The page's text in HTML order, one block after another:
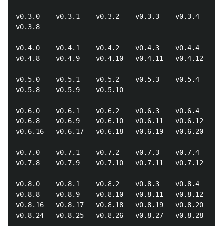
v0.3.0    v0.3.1    v0.3.2    v0.3.3    v0.3.4
v0.3.8
v0.4.0    v0.4.1    v0.4.2    v0.4.3    v0.4.4
v0.4.8    v0.4.9    v0.4.10   v0.4.11   v0.4.12
v0.5.0    v0.5.1    v0.5.2    v0.5.3    v0.5.4
v0.5.8    v0.5.9    v0.5.10
v0.6.0    v0.6.1    v0.6.2    v0.6.3    v0.6.4
v0.6.8    v0.6.9    v0.6.10   v0.6.11   v0.6.12
v0.6.16   v0.6.17   v0.6.18   v0.6.19   v0.6.20
v0.7.0    v0.7.1    v0.7.2    v0.7.3    v0.7.4
v0.7.8    v0.7.9    v0.7.10   v0.7.11   v0.7.12
v0.8.0    v0.8.1    v0.8.2    v0.8.3    v0.8.4
v0.8.8    v0.8.9    v0.8.10   v0.8.11   v0.8.12
v0.8.16   v0.8.17   v0.8.18   v0.8.19   v0.8.20
v0.8.24   v0.8.25   v0.8.26   v0.8.27   v0.8.28